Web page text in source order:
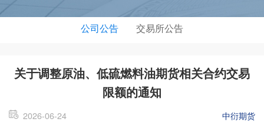
公司公告 交易所公告
关于调整原油、低硫燃料油期货相关合约交易
限额的通知
2026-06-24 中衍期货